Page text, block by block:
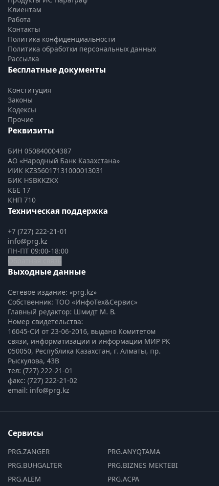
Клиентам
Работа
Контакты
Политика конфиденциальности
Политика обработки персональных данных
Рассылка
Бесплатные документы
Конституция
Законы
Кодексы
Прочие
Реквизиты
БИН 050840004387
АО «Народный Банк Казахстана»
ИИК KZ356017131000013031
БИК HSBKKZKX
КБЕ 17
КНП 710
Техническая поддержка
+7 (727) 222-21-01
info@prg.kz
ПН-ПТ 09:00-18:00
Выходные данные
Сетевое издание: «prg.kz»
Собственник: ТОО «ИнфоТех&Сервис»
Главный редактор: Шмидт М. В.
Номер свидетельства:
16045-СИ от 23-06-2016, выдано Комитетом
связи, информатизации и информации МИР РК
050050, Республика Казахстан, г. Алматы, пр.
Рыскулова, 43В
тел: (727) 222-21-01
факс: (727) 222-21-02
email: info@prg.kz
Сервисы
PRG.ZANGER
PRG.BUHGALTER
PRG.ALEM
PRG.ANYQTAMA
PRG.BIZNES MEKTEBI
PRG.ACPA